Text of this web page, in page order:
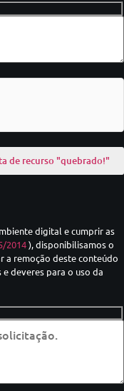
digital e cumprir as
2014), disponibilisamos o
a remoção deste conteúdo
deveres para o uso da